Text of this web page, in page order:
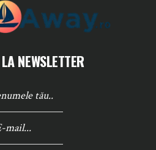
NEWSLETTER